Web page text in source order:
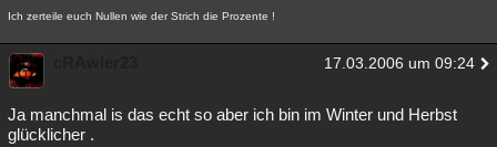
Ich zerteile euch Nullen wie der Strich die Prozente !
17.03.2006 um 09:24
Ja manchmal is das echt so aber ich bin im Winter und Herbst
glücklicher .